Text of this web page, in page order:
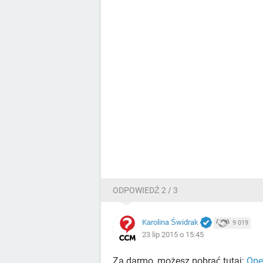
ODPOWIEDŹ 2 / 3
Karolina Świdrak 9 019
23 lip 2015 o 15:45